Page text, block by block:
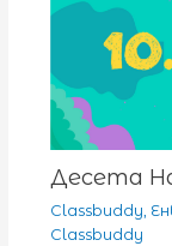
Десета
Classbuddy,
Classbuddy